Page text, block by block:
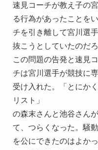
速見コーチが教え子の
る行為があったことを
チを引き離して宮川選
抜こうとしていたのだ
この問題の告発と速見
チは宮川選手が競技に
受け入れた。「とにか
リスト」
の森末さんと池谷さん
て、つらくなった。騒
を公にできたのはよか